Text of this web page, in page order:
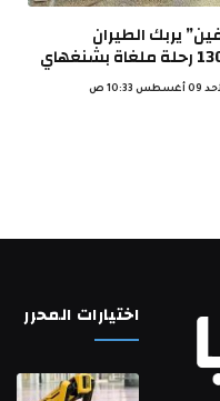
يربك الطيران
أغسطس 10:33 ص
اختيارات المحرر